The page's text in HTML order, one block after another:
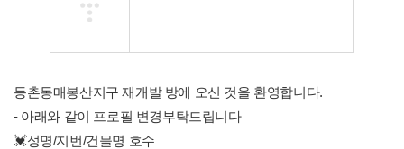
등촌동매봉산지구 재개발 방에 오신 것을 환영합니다.
- 아래와 같이 프로필 변경부탁드립니다
💓성명/지번/건물명 호수